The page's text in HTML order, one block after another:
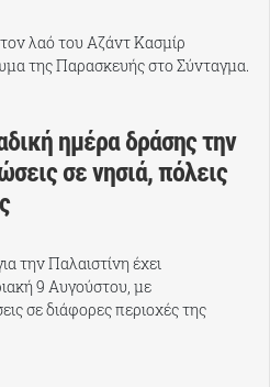
λαό του Αζάντ Κασμίρ
της Παρασκευής στο Σύνταγμα.
ημέρα δράσης την
σε νησιά, πόλεις
την Παλαιστίνη έχει
9 Αυγούστου, με
σε διάφορες περιοχές της